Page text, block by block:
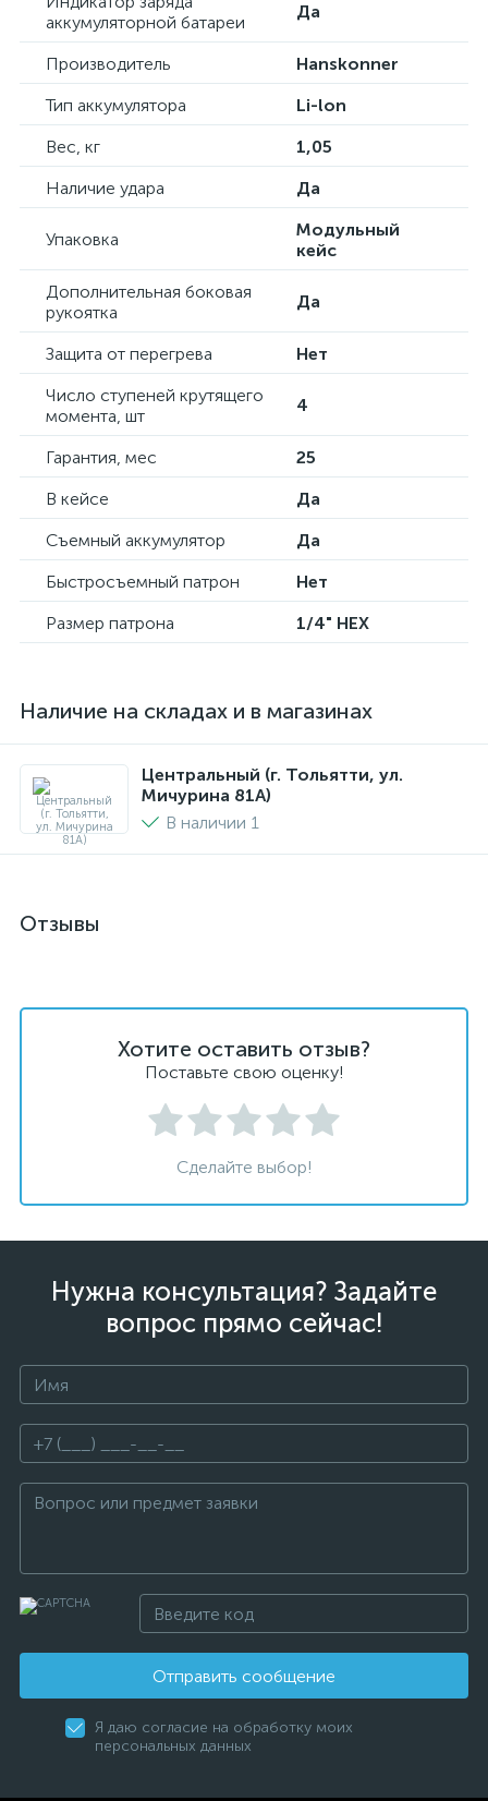
аккумуляторной батареи
Да
Производитель
Hanskonner
Тип аккумулятора
Li-lon
Вес, кг
1,05
Наличие удара
Да
Упаковка
Модульный
кейс
Дополнительная боковая
рукоятка
Да
Защита от перегрева
Нет
Число ступеней крутящего
момента, шт
4
Гарантия, мес
25
В кейсе
Да
Съемный аккумулятор
Да
Быстросъемный патрон
Нет
Размер патрона
1/4" HEX
Наличие на складах и в магазинах
Центральный (г. Тольятти, ул.
Мичурина 81А)
В наличии 1
Отзывы
Хотите оставить отзыв?
Поставьте свою оценку!
Сделайте выбор!
Нужна консультация? Задайте
вопрос прямо сейчас!
Отправить сообщение
Я даю согласие на обработку моих
персональных данных